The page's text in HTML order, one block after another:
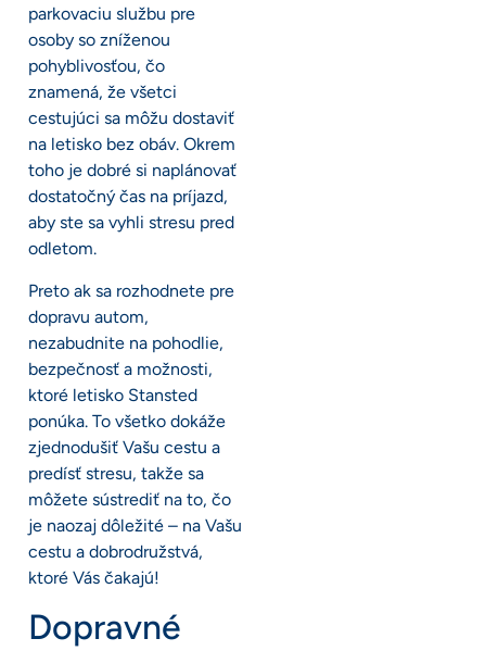
parkovaciu službu pre
osoby so zníženou
pohyblivosťou, čo
znamená, že všetci
cestujúci sa môžu dostaviť
na letisko bez obáv. Okrem
toho je dobré si naplánovať
dostatočný čas na príjazd,
aby ste sa vyhli stresu pred
odletom.
Preto ak sa rozhodnete pre
dopravu autom,
nezabudnite na pohodlie,
bezpečnosť a možnosti,
ktoré letisko Stansted
ponúka. To všetko dokáže
zjednodušiť Vašu cestu a
predísť stresu, takže sa
môžete sústrediť na to, čo
je naozaj dôležité – na Vašu
cestu a dobrodružstvá,
ktoré Vás čakajú!
Dopravné